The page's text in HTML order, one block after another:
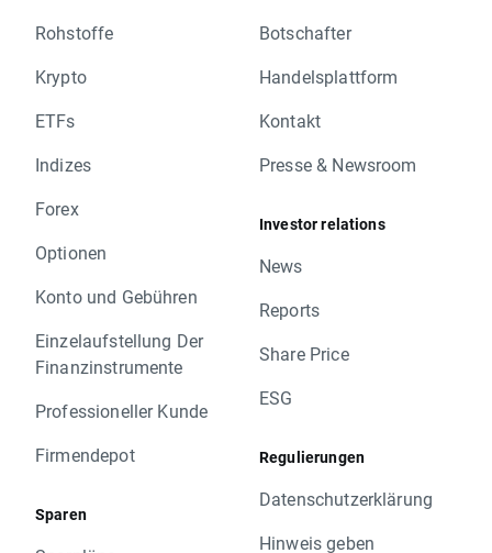
Rohstoffe
Krypto
ETFs
Indizes
Forex
Optionen
Konto und Gebühren
Einzelaufstellung Der
Finanzinstrumente
Professioneller Kunde
Firmendepot
Sparen
Botschafter
Handelsplattform
Kontakt
Presse & Newsroom
Investor relations
News
Reports
Share Price
ESG
Regulierungen
Datenschutzerklärung
Hinweis geben